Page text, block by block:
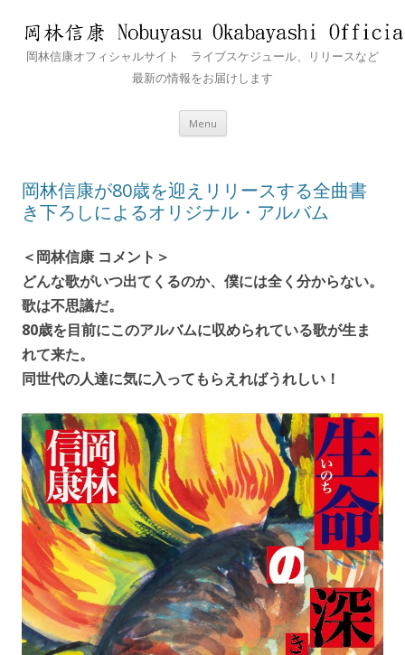
岡林信康オフィシャルサイト ライブスケジュール、リリースなど
最新の情報をお届けします
Menu Skip
岡林信康が80歳を迎えリリースする全曲書
き下ろしによるオリジナル・アルバム
＜岡林信康 コメント＞
どんな歌がいつ出てくるのか、僕には全く分からない。
歌は不思議だ。
80歳を目前にこのアルバムに収められている歌が生ま
れて来た。
同世代の人達に気に入ってもらえればうれしい！